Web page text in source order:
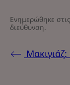
Ενημερώθηκε στις
διεύθυνση.